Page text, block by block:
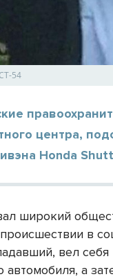
54
центра,
Honda
широкий
в
вел
автомобиля, а